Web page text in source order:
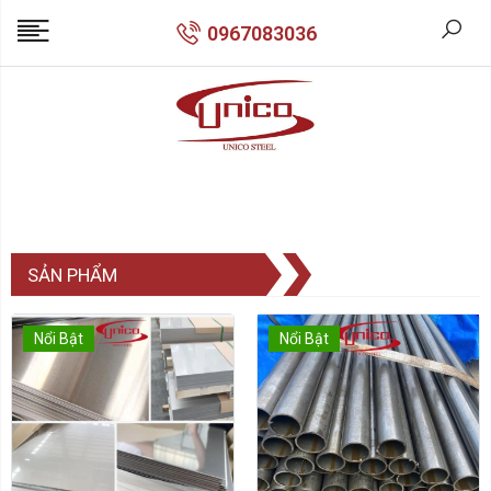
0967083036
SẢN PHẨM
Nổi Bật Nổi Bật